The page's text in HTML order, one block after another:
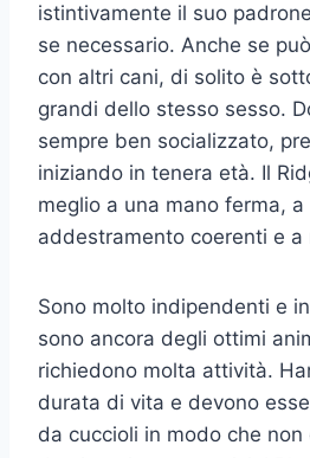
istintivamente il suo
se necessario. Anche se
con altri cani, di solito è
grandi dello stesso sesso.
sempre ben socializzato,
iniziando in tenera età. Il
meglio a una mano ferma,
addestramento coerenti e a
Sono molto indipendenti e
sono ancora degli ottimi
richiedono molta attività.
durata di vita e devono
da cuccioli in modo che